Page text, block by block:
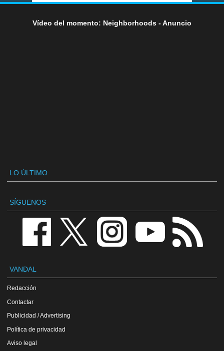
Vídeo del momento: Neighborhoods - Anuncio
LO ÚLTIMO
SÍGUENOS
VANDAL
Redacción
Contactar
Publicidad / Advertising
Política de privacidad
Aviso legal